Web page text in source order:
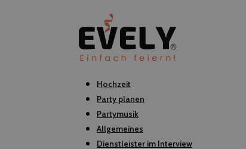
Hochzeit
Party planen
Partymusik
Allgemeines
Dienstleister im Interview